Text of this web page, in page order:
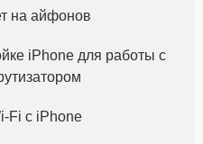
на айфонов
iPhone для работы с
Fi с iPhone